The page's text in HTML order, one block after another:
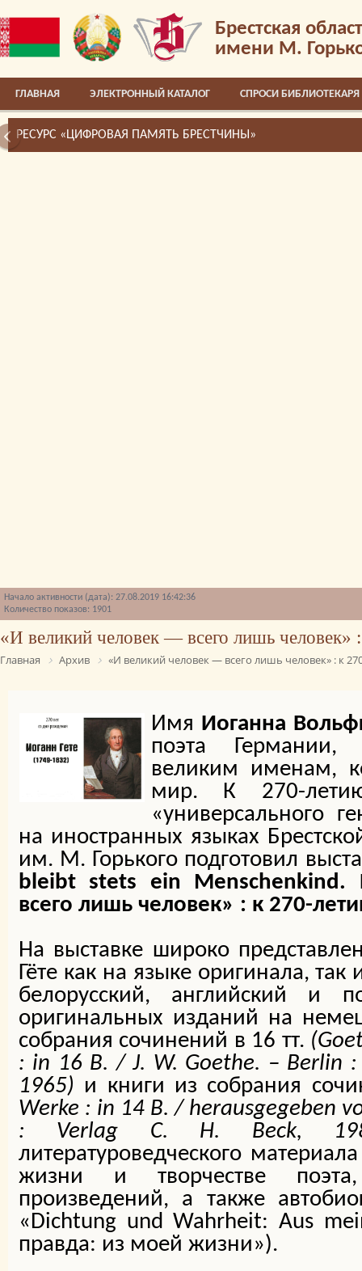
Брестская
имени М.
ГЛАВНАЯ ЭЛЕКТРОННЫЙ КАТАЛОГ СПРОСИ БИБЛИОТЕКАРЯ
РЕСУРС «ЦИФРОВАЯ ПАМЯТЬ БРЕСТЧИНЫ»
Начало активности (дата): 27.08.2019 16:42:36
Количество показов: 1901
«И великий человек — всего лишь
Главная Архив «И великий человек — всего лишь человек» : к
Имя Иоганна
поэта
великим именам,
мир. К 270-
«универсального
на иностранных языках
им. М. Горького подготовил
bleibt stets ein
всего лишь человек» : к 270-
На выставке широко
Гёте как на языке оригинала,
белорусский, английский и
оригинальных изданий на
собрания сочинений в 16 тт.
: in 16 B. / J. W. Goethe. – Berlin
1965) и книги из собрания
Werke : in 14 B. / herausgegeben
: Verlag C. H. Beck,
литературоведческого
жизни и творчестве
произведений, а также
«Dichtung und Wahrheit: Aus
правда: из моей жизни»).